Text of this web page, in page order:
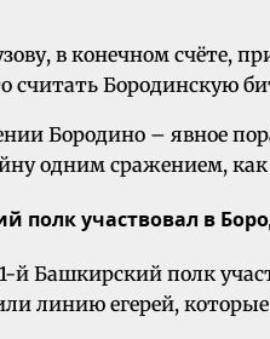
в конечном счёте,
считать Бородинскую
Бородино – явное
одним сражением, как
полк участвовал в
й Башкирский полк
линию егерей,